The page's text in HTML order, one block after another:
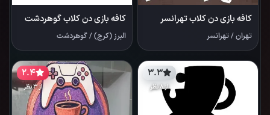
کافه بازی دن کلاب تهرانسر
تهران/تهرانسر
کافه بازی دن کلاب گوهردشت
البرز (کرج)/گوهردشت
3.3
از 8 نظر
2.4
از 3 نظر